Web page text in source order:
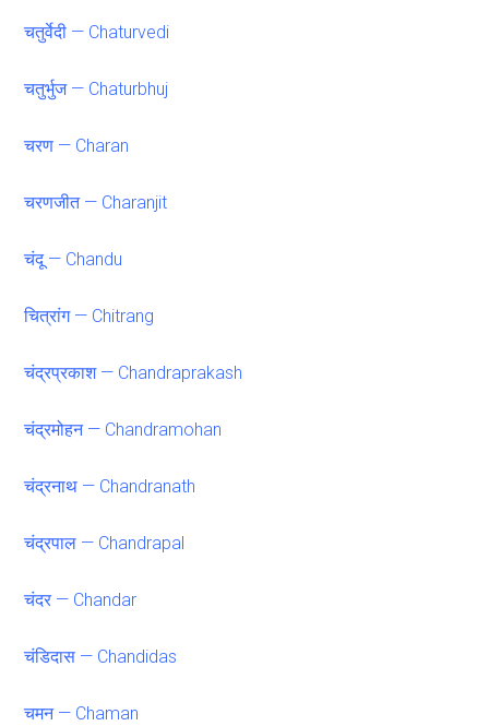
चतुर्वेदी — Chaturvedi
चतुर्भुज — Chaturbhuj
चरण — Charan
चरणजीत — Charanjit
चंदू — Chandu
चित्रांग — Chitrang
चंद्रप्रकाश — Chandraprakash
चंद्रमोहन — Chandramohan
चंद्रनाथ — Chandranath
चंद्रपाल — Chandrapal
चंदर — Chandar
चंडिदास — Chandidas
चमन — Chaman